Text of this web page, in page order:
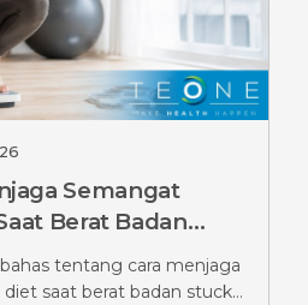
Semangat
Berat Badan
Simak Tipsnya
tentang cara menjaga
saat berat badan stuck